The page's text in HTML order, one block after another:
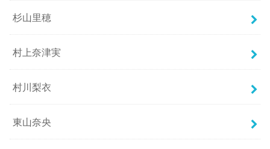
杉山里穂
村上奈津実
村川梨衣
東山奈央